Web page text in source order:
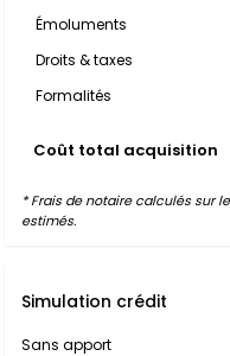
Émoluments
Droits & taxes
Formalités
Coût total acquisition
* Frais de notaire calculés sur
estimés.
Simulation crédit
Sans apport